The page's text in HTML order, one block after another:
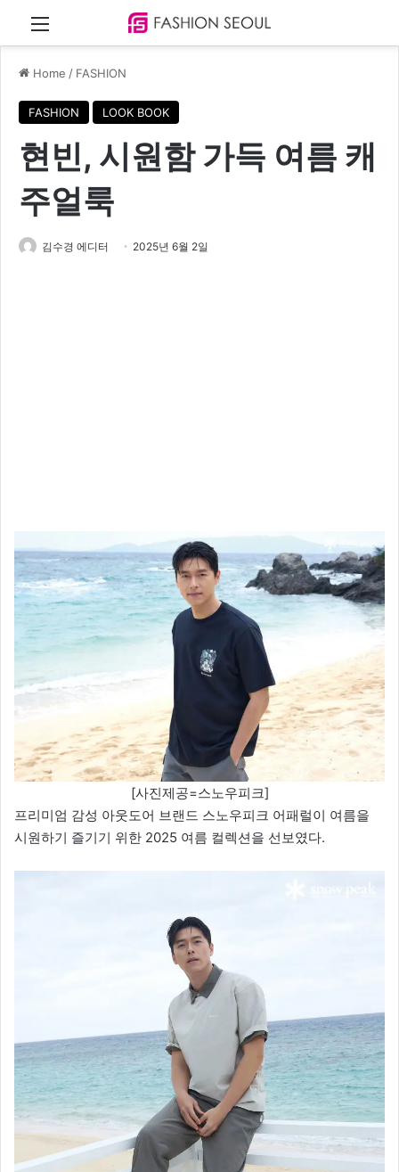
Menu
Home / FASHION
FASHION LOOK BOOK
현빈, 시원함 가득 여름 캐
주얼룩
김수경 에디터 2025년 6월 2일
[사진제공=스노우피크]
프리미엄 감성 아웃도어 브랜드 스노우피크 어패럴이 여름을
시원하기 즐기기 위한 2025 여름 컬렉션을 선보였다.